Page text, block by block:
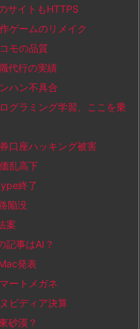
サイトもHTTPS
ゲームのリメイク
モの品質
代行の実績
ハン不具合
ラミング学習、ここを乗
口座ハッキング被害
乱高下
終了
陥没
案
事はAI？
発表
ートメガネ
ビディア決算
砂漠？